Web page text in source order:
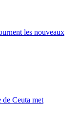
les nouveaux
de Ceuta met